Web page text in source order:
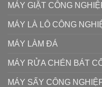
MÁY GIẶT CÔNG
MÁY LÀ LÔ CÔNG
MÁY LÀM ĐÁ
MÁY RỬA CHÉN BÁT
MÁY SẤY CÔNG